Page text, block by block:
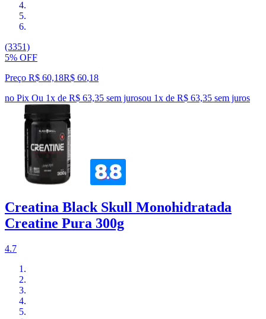
(3351)
5% OFF
Preço R$ 60,18R$ 60,18
no Pix Ou 1x de R$ 63,35 sem jurosou 1x de R$ 63,35 sem juros
Creatina Black Skull Monohidratada
Creatine Pura 300g
4.7